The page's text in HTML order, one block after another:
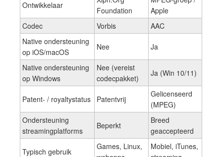
Ontwikkelaar
Foundation
Apple
Codec
Vorbis
AAC
Native ondersteuning
op iOS/macOS
Nee Ja
Native ondersteuning
op Windows
Nee (vereist
codecpakket)
Ja (Win 10/11)
Patent- / royaltystatus Patentvrij
Gelicenseerd
(MPEG)
Ondersteuning
streamingplatforms
Beperkt
Breed
geaccepteerd
Typisch gebruik
Games, Linux,
Mobiel, iTunes,